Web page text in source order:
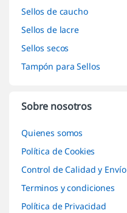
Sellos de caucho
Sellos de lacre
Sellos secos
Tampón para Sellos
Sobre nosotros
Quienes somos
Política de Cookies
Control de Calidad y Envío
Terminos y condiciones
Política de Privacidad